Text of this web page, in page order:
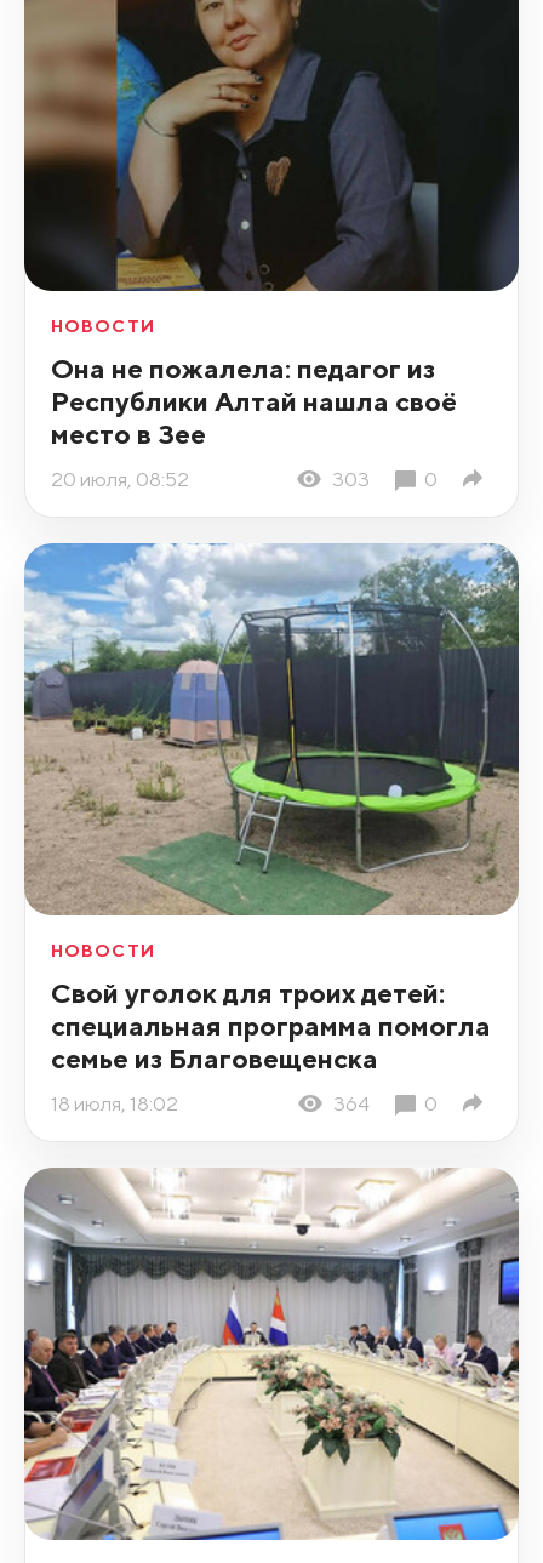
НОВОСТИ
Она не пожалела: педагог из
Республики Алтай нашла своё
место в Зее
20 июля, 08:52 303 0
НОВОСТИ
Свой уголок для троих детей:
специальная программа помогла
семье из Благовещенска
18 июля, 18:02 364 0